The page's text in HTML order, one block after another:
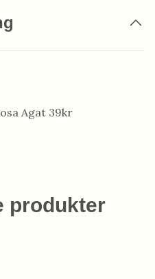
Agat 39kr
produkter